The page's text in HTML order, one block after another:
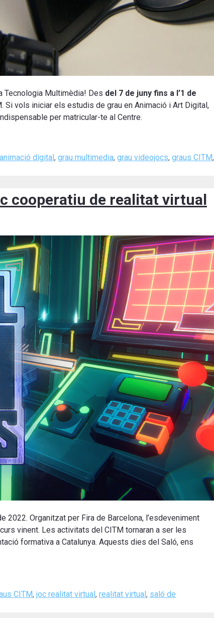
Tecnologia Multimèdia! Des del 7 de juny fins a l’1 de
Si vols iniciar els estudis de grau en Animació i Art Digital,
per matricular-te al Centre.
digital, grau multimedia, grau videojocs, graus CITM,
cooperatiu de realitat virtual
2022. Organitzat per Fira de Barcelona, l’esdeveniment
vinent. Les activitats del CITM tornaran a ser les
formativa a Catalunya. Aquests dies del Saló, ens
CITM, joc realitat virtual, realitat virtual, saló de